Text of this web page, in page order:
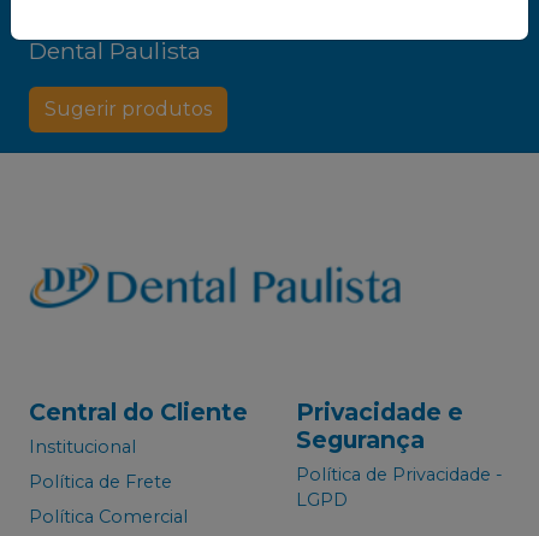
Dental Paulista
Sugerir produtos
Central do Cliente
Institucional
Política de Frete
Política Comercial
Privacidade e
Segurança
Política de Privacidade -
LGPD